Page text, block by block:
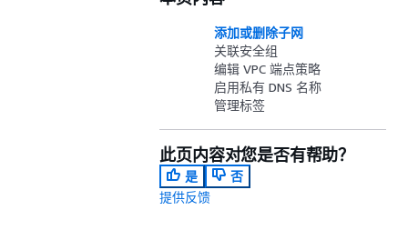
添加或删除子网
关联安全组
编辑 VPC 端点策略
启用私有 DNS 名称
管理标签
此页内容对您是否有帮助？
是
否
提供反馈